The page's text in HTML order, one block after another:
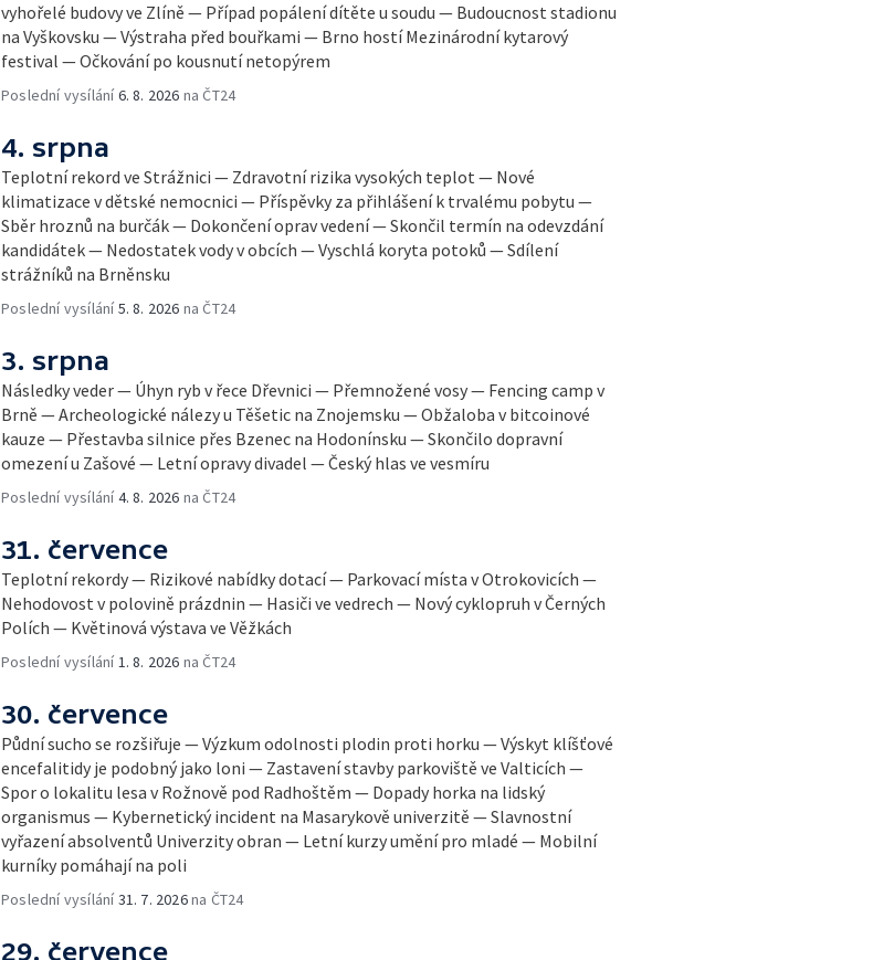
vyhořelé budovy ve Zlíně — Případ popálení dítěte u soudu — Budoucnost stadionu
na Vyškovsku — Výstraha před bouřkami — Brno hostí Mezinárodní kytarový
festival — Očkování po kousnutí netopýrem
Poslední vysílání6. 8. 2026 na ČT24
4. srpna
Teplotní rekord ve Strážnici — Zdravotní rizika vysokých teplot — Nové
klimatizace v dětské nemocnici — Příspěvky za přihlášení k trvalému pobytu —
Sběr hroznů na burčák — Dokončení oprav vedení — Skončil termín na odevzdání
kandidátek — Nedostatek vody v obcích — Vyschlá koryta potoků — Sdílení
strážníků na Brněnsku
Poslední vysílání5. 8. 2026 na ČT24
3. srpna
Následky veder — Úhyn ryb v řece Dřevnici — Přemnožené vosy — Fencing camp v
Brně — Archeologické nálezy u Těšetic na Znojemsku — Obžaloba v bitcoinové
kauze — Přestavba silnice přes Bzenec na Hodonínsku — Skončilo dopravní
omezení u Zašové — Letní opravy divadel — Český hlas ve vesmíru
Poslední vysílání4. 8. 2026 na ČT24
31. července
Teplotní rekordy — Rizikové nabídky dotací — Parkovací místa v Otrokovicích —
Nehodovost v polovině prázdnin — Hasiči ve vedrech — Nový cyklopruh v Černých
Polích — Květinová výstava ve Věžkách
Poslední vysílání1. 8. 2026 na ČT24
30. července
Půdní sucho se rozšiřuje — Výzkum odolnosti plodin proti horku — Výskyt klíšťové
encefalitidy je podobný jako loni — Zastavení stavby parkoviště ve Valticích —
Spor o lokalitu lesa v Rožnově pod Radhoštěm — Dopady horka na lidský
organismus — Kybernetický incident na Masarykově univerzitě — Slavnostní
vyřazení absolventů Univerzity obran — Letní kurzy umění pro mladé — Mobilní
kurníky pomáhají na poli
Poslední vysílání31. 7. 2026na ČT24
29. července